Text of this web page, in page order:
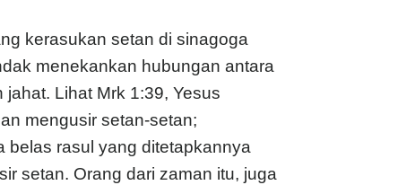
kerasukan setan di sinagoga
menekankan hubungan antara
Lihat Mrk 1:39, Yesus
mengusir setan-setan;
belas rasul yang ditetapkannya
setan. Orang dari zaman itu, juga